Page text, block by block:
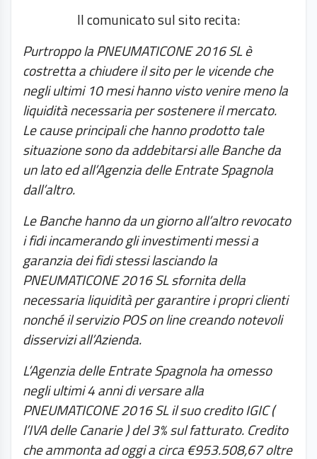
Il comunicato sul sito recita:
Purtroppo la PNEUMATICONE 2016 SL è
costretta a chiudere il sito per le vicende che
negli ultimi 10 mesi hanno visto venire meno la
liquidità necessaria per sostenere il mercato.
Le cause principali che hanno prodotto tale
situazione sono da addebitarsi alle Banche da
un lato ed all’Agenzia delle Entrate Spagnola
dall’altro.
Le Banche hanno da un giorno all’altro revocato
i fidi incamerando gli investimenti messi a
garanzia dei fidi stessi lasciando la
PNEUMATICONE 2016 SL sfornita della
necessaria liquidità per garantire i propri clienti
nonché il servizio POS on line creando notevoli
disservizi all’Azienda.
L’Agenzia delle Entrate Spagnola ha omesso
negli ultimi 4 anni di versare alla
PNEUMATICONE 2016 SL il suo credito IGIC (
l’IVA delle Canarie ) del 3% sul fatturato. Credito
che ammonta ad oggi a circa €953.508,67 oltre